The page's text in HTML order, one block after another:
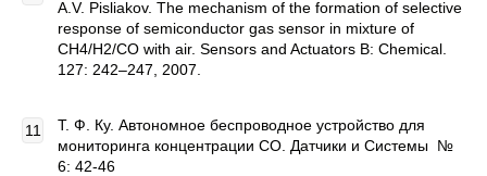
A.V. Pisliakov. The mechanism of the formation of selective
response of semiconductor gas sensor in mixture of
CH4/H2/CO with air. Sensors and Actuators B: Chemical.
127: 242–247, 2007.
Т. Ф. Ку. Автономное беспроводное устройство для
мониторинга концентрации СО. Датчики и Системы №
6: 42-46